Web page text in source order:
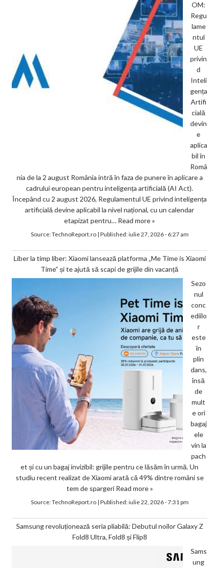
OM:
Regu
lame
ntul
UE
privin
d
Inteli
gența
Artifi
cială
devin
e
aplica
bil în
Româ
nia de la 2 august România intră în faza de punere în aplicare a
cadrului european pentru inteligența artificială (AI Act).
Începând cu 2 august 2026, Regulamentul UE privind inteligența
artificială devine aplicabil la nivel național, cu un calendar
etapizat pentru… Read more »
Source:TechnoReport.ro| Published:iulie 27, 2026 - 6:27 am
Liber la timp liber: Xiaomi lansează platforma „Me Time is Xiaomi
Time” și te ajută să scapi de grijile din vacanță
Sezo
nul
conc
ediilo
r
este
în
plin
dans,
însă
de
mult
e ori
bagaj
ele
vin la
pach
et și cu un bagaj invizibil: grijile pentru ce lăsăm în urmă. Un
studiu recent realizat de Xiaomi arată că 49% dintre români se
tem de spargeri Read more »
Source:TechnoReport.ro| Published:iulie 22, 2026 - 7:31 pm
Samsung revoluționează seria pliabilă: Debutul noilor Galaxy Z
Fold8 Ultra, Fold8 și Flip8
Sams
ung